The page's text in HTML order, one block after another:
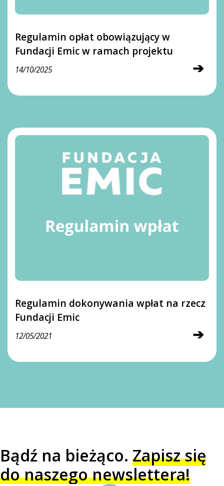
Regulamin opłat obowiązujący w
Fundacji Emic w ramach projektu
➔
14/10/2025
Regulamin dokonywania wpłat na rzecz
Fundacji Emic
➔
12/05/2021
Bądź na bieżąco. Zapisz się
do naszego newslettera!